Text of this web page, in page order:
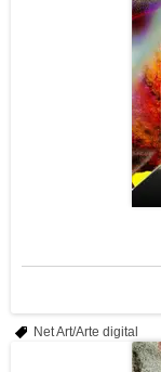
Net Art/Arte digital